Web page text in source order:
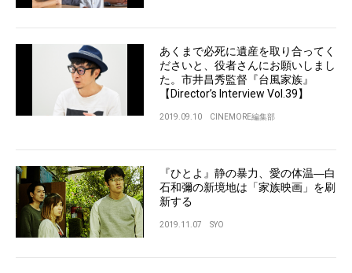
あくまで必死に遺産を取り合ってく
ださいと、役者さんにお願いしまし
た。市井昌秀監督『台風家族』
【Director’s Interview Vol.39】
2019.09.10 CINEMORE編集部
『ひとよ』静の暴力、愛の体温―白
石和彌の新境地は「家族映画」を刷
新する
2019.11.07 SYO